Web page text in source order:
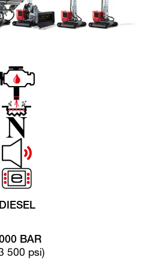
DIESEL
BAR
500 psi)